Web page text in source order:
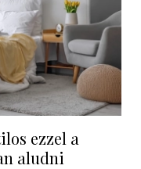
ezzel a
aludni